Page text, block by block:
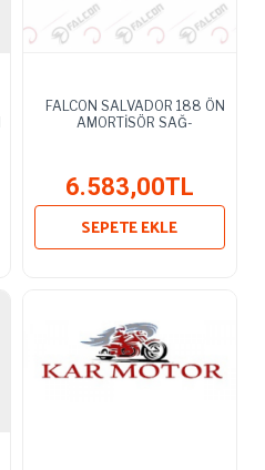
FALCON SALVADOR 188 ÖN
AMORTİSÖR SAĞ-
6.583,00TL
SEPETE EKLE